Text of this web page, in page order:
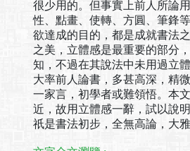
很少用的。但事實上前人所論
性、點畫、使轉、方圓、筆鋒
欲達成的目的，都是成就書法
之美，立體感是最重要的部分
知，不過在其說法中未用過立體
大率前人論書，多甚高深，精
一家言，初學者或難領悟。本
近，故用立體感一辭，試以說
祇是書法初步，全無高論，大雅